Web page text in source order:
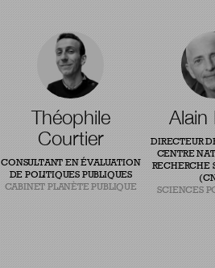
Théophile
Courtier
CONSULTANT EN ÉVALUATION
DE POLITIQUES PUBLIQUES
CABINET PLANÈTE PUBLIQUE
Alain
DIRECTEUR
CENTRE
RECHERCHE
SCIENCES